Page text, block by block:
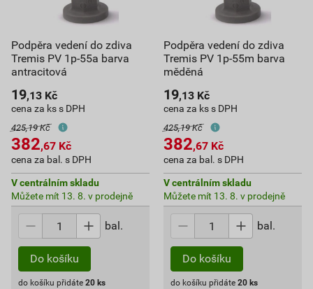
Podpěra vedení do zdiva
Tremis PV 1p-55a barva
antracitová
19,13 Kč
cena za ks s DPH
425,19 Kč
382,67 Kč
cena za bal. s DPH
V centrálním skladu
Můžete mít 13. 8. v prodejně
bal.
Do košíku
do košíku přidáte 20 ks
Podpěra vedení do zdiva
Tremis PV 1p-55m barva
měděná
19,13 Kč
cena za ks s DPH
425,19 Kč
382,67 Kč
cena za bal. s DPH
V centrálním skladu
Můžete mít 13. 8. v prodejně
bal.
Do košíku
do košíku přidáte 20 ks